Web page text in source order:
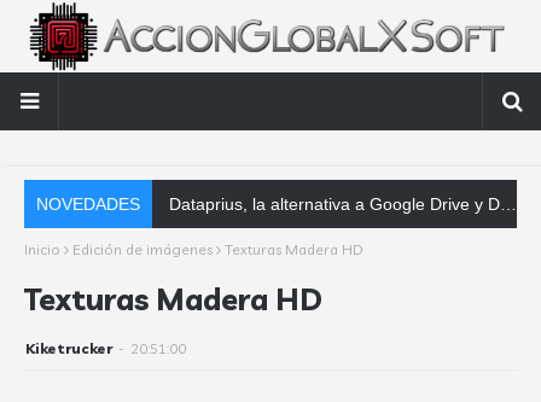
NOVEDADES Dataprius, la alternativa a Google Drive y Dropbox que las empresas deberí
Inicio Edición de imágenes Texturas Madera HD
Texturas Madera HD
Kiketrucker - 20:51:00